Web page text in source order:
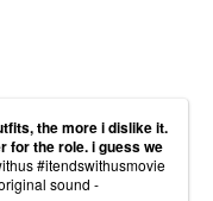
the more i dislike it.
for the role. i guess we
#itendswithusmovie
sound -